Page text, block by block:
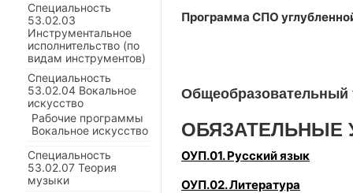
Программа СПО
Общеобразовательный
ОБЯЗАТЕЛЬНЫЕ
ОУП.01. Русский язык
ОУП.02. Литература
Специальность
53.02.03
Инструментальное
исполнительство (по
видам инструментов)
Специальность
53.02.04 Вокальное
искусство
Рабочие программы
Вокальное искусство
Специальность
53.02.07 Теория
музыки